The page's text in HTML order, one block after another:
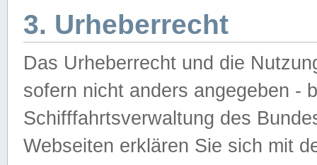
3. Urheberrecht
Das Urheberrecht und die
sofern nicht anders angegeben -
Schifffahrtsverwaltung des
Webseiten erklären Sie sich mit